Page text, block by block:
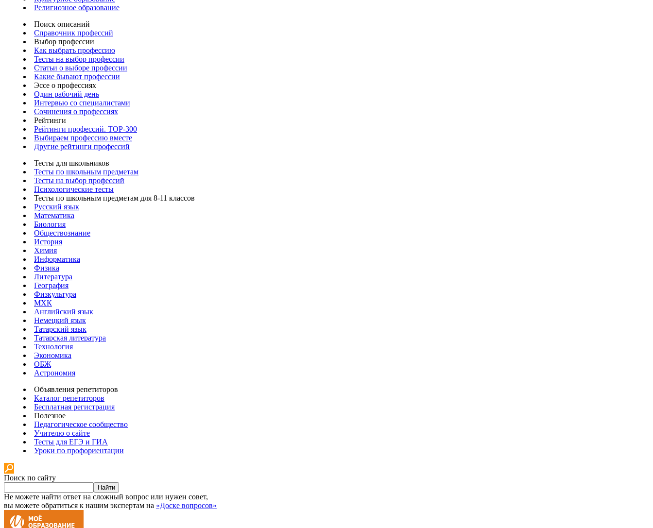
Религиозное образование
Поиск описаний
Справочник профессий
Выбор профессии
Как выбрать профессию
Тесты на выбор профессии
Статьи о выборе профессии
Какие бывают профессии
Эссе о профессиях
Один рабочий день
Интервью со специалистами
Сочинения о профессиях
Рейтинги
Рейтинги профессий. TOP-300
Выбираем профессию вместе
Другие рейтинги профессий
Тесты для школьников
Тесты по школьным предметам
Тесты на выбор профессий
Психологические тесты
Тесты по школьным предметам для 8-11 классов
Русский язык
Математика
Биология
Обществознание
История
Химия
Информатика
Физика
Литература
География
Физкультура
МХК
Английский язык
Немецкий язык
Татарский язык
Татарская литература
Технология
Экономика
ОБЖ
Астрономия
Объявления репетиторов
Каталог репетиторов
Бесплатная регистрация
Полезное
Педагогическое сообщество
Учителю о сайте
Тесты для ЕГЭ и ГИА
Уроки по профориентации
Поиск по сайту
Найти
Не можете найти ответ на сложный вопрос или нужен совет,
вы можете обратиться к нашим экспертам на «Доске вопросов»